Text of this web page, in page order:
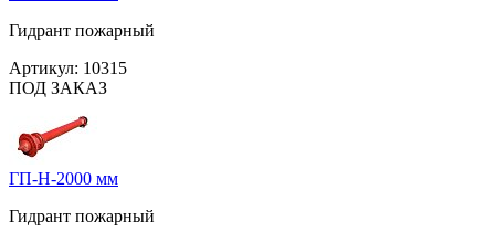
Гидрант пожарный
Артикул: 10315
ПОД ЗАКАЗ
ГП-Н-2000 мм
Гидрант пожарный